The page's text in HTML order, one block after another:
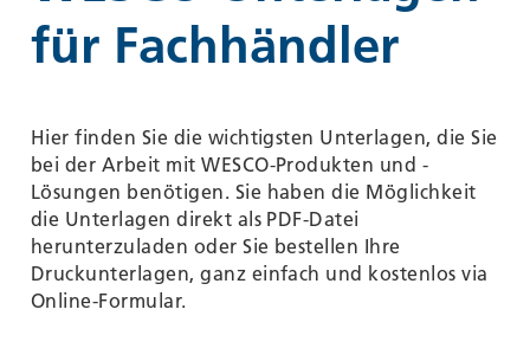
Schul-
und
Bürolüftung
WESCO
Kontakt
Sitemap
Metanavigation
für Fachhändler
Hier finden Sie die wichtigsten Unterlagen, die Sie
bei der Arbeit mit WESCO-Produkten und -
Lösungen benötigen. Sie haben die Möglichkeit
die Unterlagen direkt als PDF-Datei
herunterzuladen oder Sie bestellen Ihre
Druckunterlagen, ganz einfach und kostenlos via
Online-Formular.